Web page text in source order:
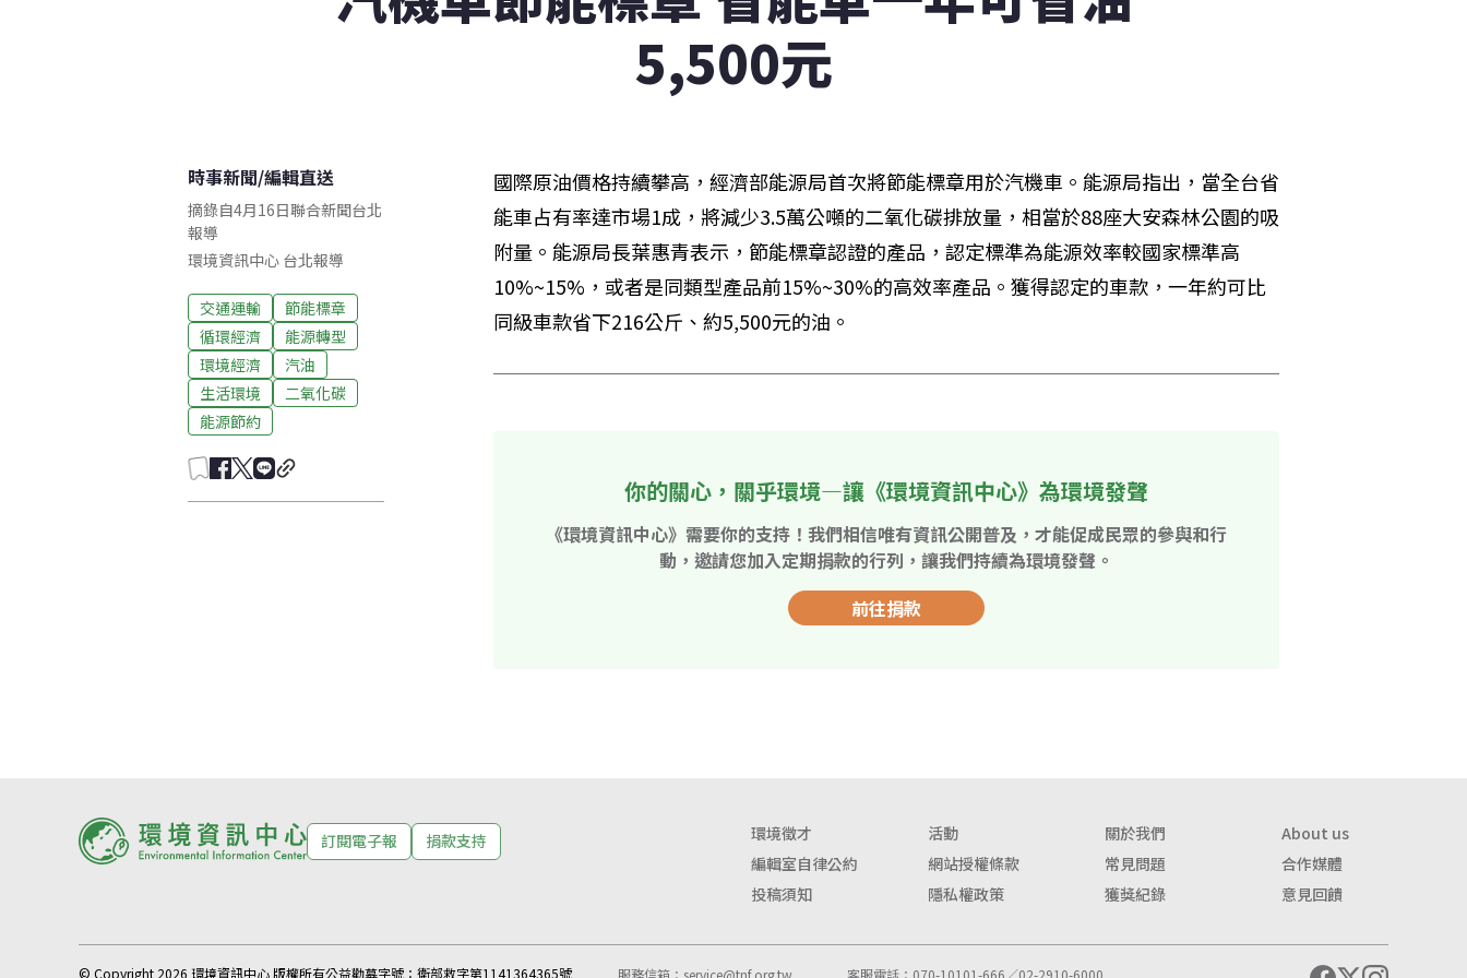
5,500元
時事新聞/編輯直送
摘錄自4月16日聯合新聞台北
報導
環境資訊中心 台北報導
交通運輸
節能標章
循環經濟
能源轉型
環境經濟
汽油
生活環境
二氧化碳
能源節約
國際原油價格持續攀高，經濟部能源局首次將節能標章用於汽機車。能源局指出，當全台省
能車占有率達市場1成，將減少3.5萬公噸的二氧化碳排放量，相當於88座大安森林公園的吸
附量。能源局長葉惠青表示，節能標章認證的產品，認定標準為能源效率較國家標準高
10%~15%，或者是同類型產品前15%~30%的高效率產品。獲得認定的車款，一年約可比
同級車款省下216公斤、約5,500元的油。
你的關心，關乎環境—讓《環境資訊中心》為環境發聲
《環境資訊中心》需要你的支持！我們相信唯有資訊公開普及，才能促成民眾的參與和行
動，邀請您加入定期捐款的行列，讓我們持續為環境發聲。
前往捐款
訂閱電子報 捐款支持 環境徵才 活動 關於我們
About us
編輯室自律公約
網站授權條款 常見問題
合作媒體
投稿須知
隱私權政策 獲獎紀錄 意見回饋
© Copyright 2026 環境資訊中心 版權所有公益勸募字號： 衛部救字第1141364365號